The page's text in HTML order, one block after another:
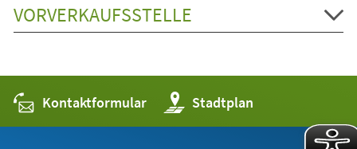
VORVERKAUFSSTELLE
Kontaktformular Stadtplan
(Öffnet
in
einem